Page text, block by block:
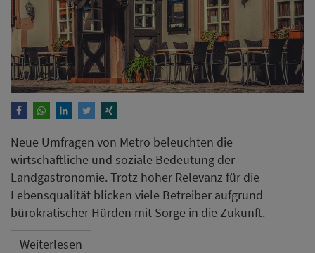
Neue Umfragen von Metro beleuchten die
wirtschaftliche und soziale Bedeutung der
Landgastronomie. Trotz hoher Relevanz für die
Lebensqualität blicken viele Betreiber aufgrund
bürokratischer Hürden mit Sorge in die Zukunft.
Weiterlesen